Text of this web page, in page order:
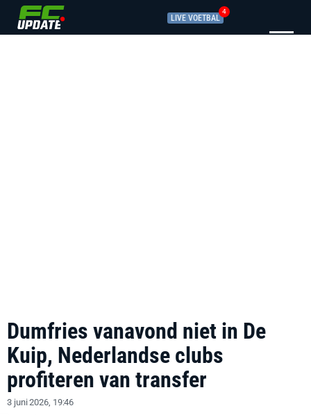
LIVE VOETBAL
4
Dumfries vanavond niet in De
Kuip, Nederlandse clubs
profiteren van transfer
3 juni 2026, 19:46